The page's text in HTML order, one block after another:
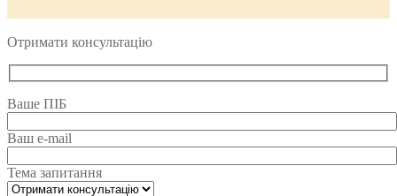
Отримати консультацію
Ваше ПІБ
Ваш e-mail
Тема запитання